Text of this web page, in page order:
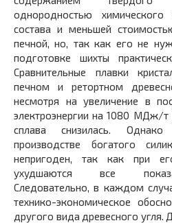
однородностью химического
состава и меньшей
печной, но, так как его не
подготовке шихты
Сравнительные плавки
печном и ретортном
несмотря на увеличение в
электроэнергии на 1080 МДж/
сплава снизилась. Однако
производстве богатого
непригоден, так как при
ухудшаются все
Следовательно, в каждом
технико-экономическое
другого вида древесного угля.